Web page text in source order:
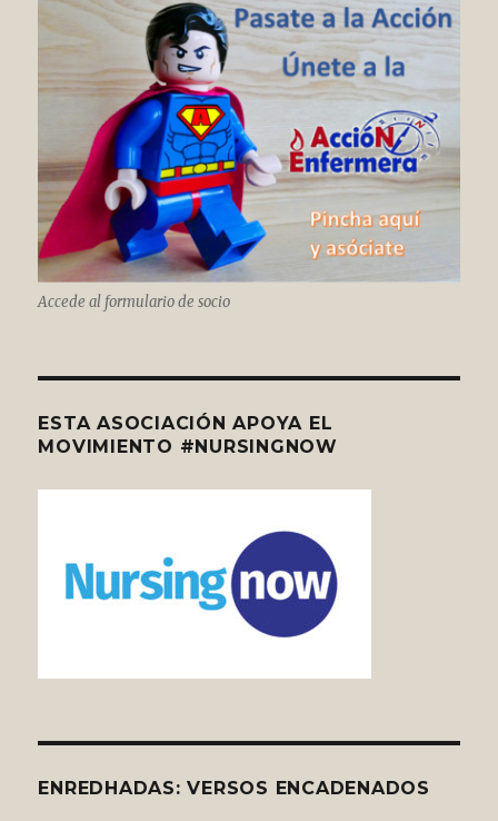
Accede al formulario de socio
ESTA ASOCIACIÓN APOYA EL
MOVIMIENTO #NURSINGNOW
ENREDHADAS: VERSOS ENCADENADOS